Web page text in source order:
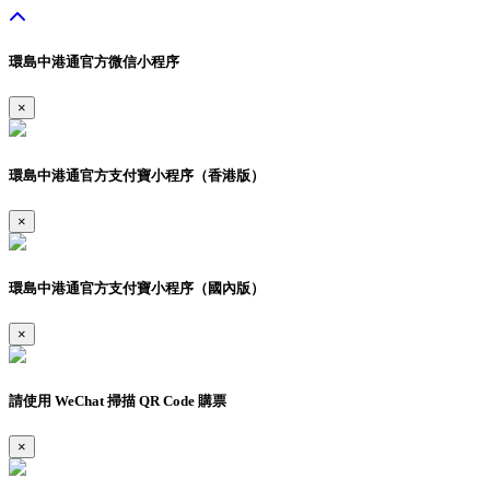
環島中港通官方微信小程序
×
環島中港通官方支付寶小程序（香港版）
×
環島中港通官方支付寶小程序（國內版）
×
請使用 WeChat 掃描 QR Code 購票
×